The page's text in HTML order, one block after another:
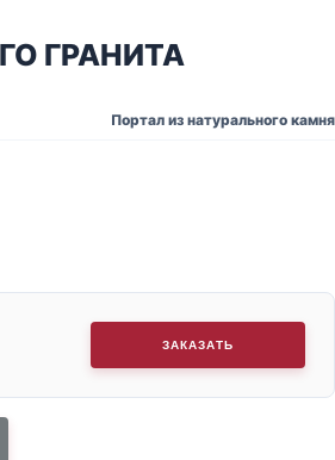
ГРАНИТА
Портал из натурального камня
ЗАКАЗАТЬ